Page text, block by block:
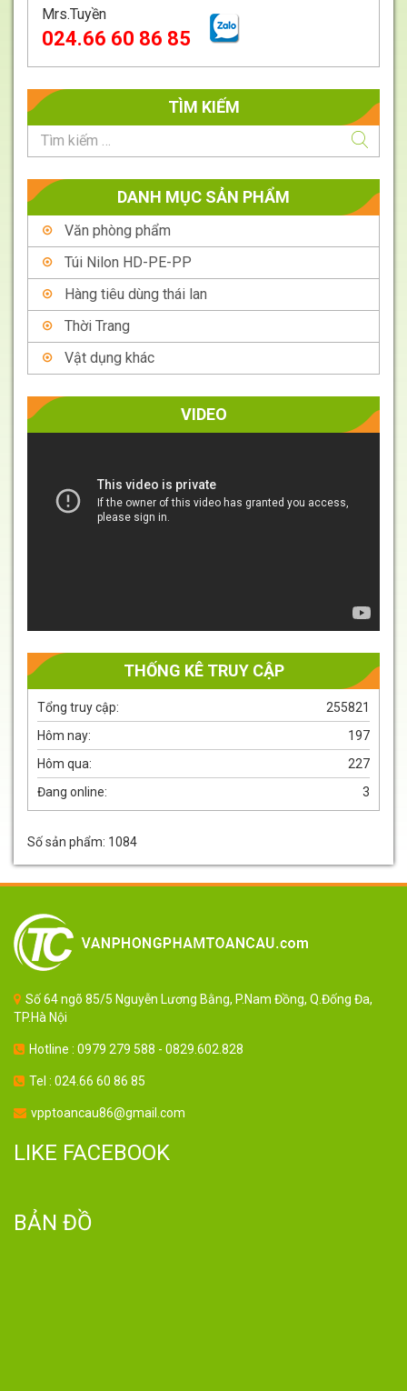
Mrs.Tuyền
024.66 60 86 85
TÌM KIẾM
DANH MỤC SẢN PHẨM
Văn phòng phẩm
Túi Nilon HD-PE-PP
Hàng tiêu dùng thái lan
Thời Trang
Vật dụng khác
VIDEO
THỐNG KÊ TRUY CẬP
255821
Tổng truy cập:
197
Hôm nay:
227
Hôm qua:
3
Đang online:
Số sản phẩm: 1084
Số 64 ngõ 85/5 Nguyễn Lương Bằng, P.Nam Đồng, Q.Đống Đa,
TP.Hà Nội
Hotline : 0979 279 588 - 0829.602.828
Tel : 024.66 60 86 85
vpptoancau86@gmail.com
LIKE FACEBOOK
BẢN ĐỒ